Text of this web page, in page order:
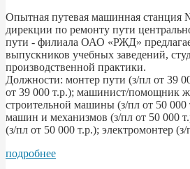
Опытная путевая машинная станция
дирекции по ремонту пути
пути - филиала ОАО «РЖД»
выпускников учебных заведений,
производственной практики.
Должности: монтер пути (з/пл от 39
от 39 000 т.р.); машинист/помощник
строительной машины (з/пл от 50 000
машин и механизмов (з/пл от 50 000
(з/пл от 50 000 т.р.); электромонтер
подробнее